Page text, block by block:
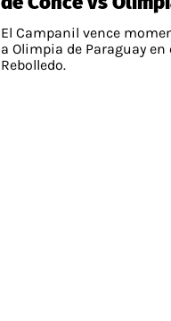
El Campanil vence
a Olimpia de Paraguay en
Rebolledo.